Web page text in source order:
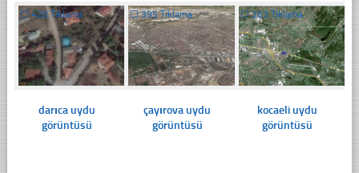
☐ 420 Tıklama
darıca uydu
görüntüsü
☐395 Tıklama
çayırova uydu
görüntüsü
☐263 Tıklama
kocaeli uydu
görüntüsü